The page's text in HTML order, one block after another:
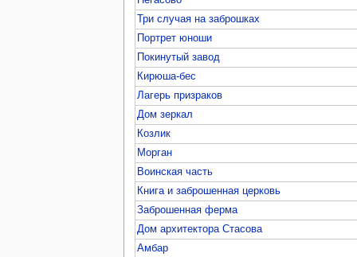
Три случая на заброшках
Портрет юноши
Покинутый завод
Кирюша-бес
Лагерь призраков
Дом зеркал
Козлик
Морган
Воинская часть
Книга и заброшенная церковь
Заброшенная ферма
Дом архитектора Стасова
Амбар